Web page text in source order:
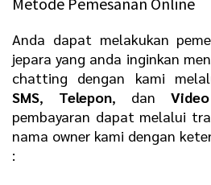
Anda dapat melakukan
jepara yang anda inginkan
chatting dengan kami
SMS, Telepon, dan
pembayaran dapat melalui
nama owner kami dengan
: